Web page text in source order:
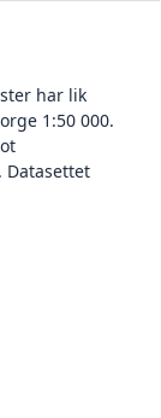
har lik
1:50 000.
Datasettet